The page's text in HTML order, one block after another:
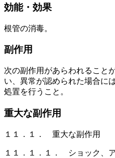
効能・効果
根管の消毒。
副作用
次の副作用があらわれること
い、異常が認められた場合に
処置を行うこと。
重大な副作用
１１．１． 重大な副作用
１１．１．１． ショック、